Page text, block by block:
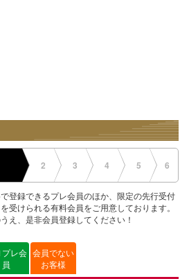
2 3 4 5 6
登録できるプレ会員のほか、限定の先行受付
受けられる有料会員をご用意しております。
え、是非会員登録してください！
プレ会
員
会員でない
お客様